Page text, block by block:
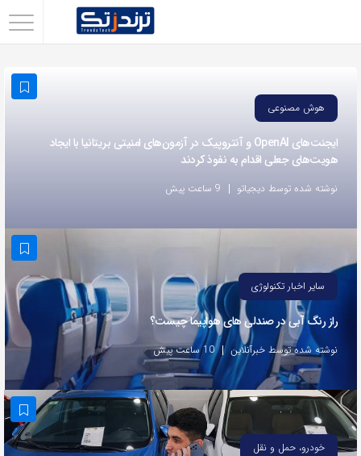
استفاده
روش‌های
زیر
این
را
دوستان
خود
اشتراک
بگذارید.
هوش مصنوعی
ایجنت‌های OpenAI و آنتروپیک در آزمون‌های امنیتی بریتانیا با ایجاد
هویت‌های جعلی اقدام به نفوذ کردند
نوشته شده توسط دیجیاتو 9 ساعت پیش
سایر اخبار تکنولوژی
راز رنگ آبی در صندلی های هواپیما چیست؟
نوشته شده توسط خبرآنلاین 10 ساعت پیش
خودرو، حمل و نقل